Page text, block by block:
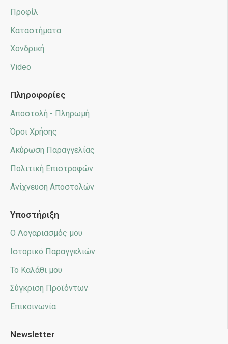
Προφίλ
Καταστήματα
Χονδρική
Video
Πληροφορίες
Αποστολή - Πληρωμή
Όροι Χρήσης
Ακύρωση Παραγγελίας
Πολιτική Επιστροφών
Ανίχνευση Αποστολών
Υποστήριξη
Ο Λογαριασμός μου
Ιστορικό Παραγγελιών
Το Καλάθι μου
Σύγκριση Προϊόντων
Επικοινωνία
Newsletter